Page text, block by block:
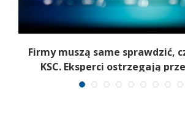
Firmy muszą same sprawdzić,
KSC. Eksperci ostrzegają